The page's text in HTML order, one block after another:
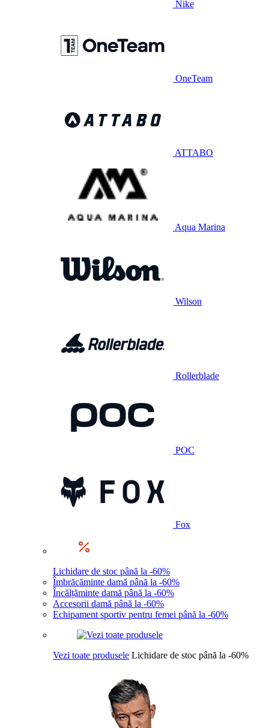
Nike
OneTeam
ATTABO
Aqua Marina
Wilson
Rollerblade
POC
Fox
Lichidare de stoc până la -60%
Îmbrăcăminte damă până la -60%
Încălțăminte damă până la -60%
Accesorii damă până la -60%
Echipament sportiv pentru femei până la -60%
Vezi toate produsele Lichidare de stoc până la -60%